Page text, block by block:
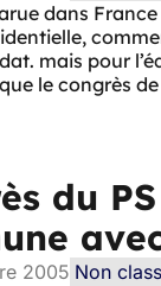
dans France
mais pour
le congrès
du
2005 Non